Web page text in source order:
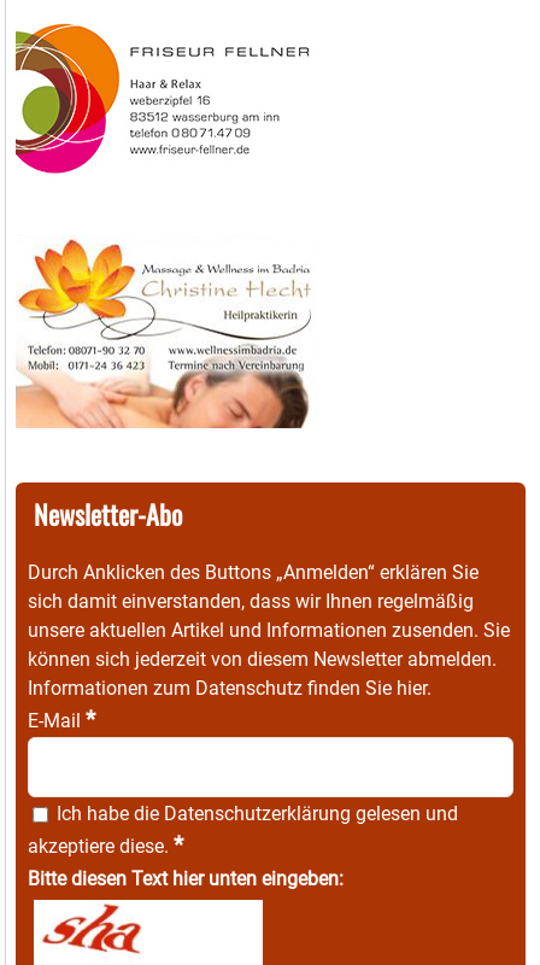
Newsletter-Abo
Durch Anklicken des Buttons „Anmelden“ erklären Sie
sich damit einverstanden, dass wir Ihnen regelmäßig
unsere aktuellen Artikel und Informationen zusenden. Sie
können sich jederzeit von diesem Newsletter abmelden.
Informationen zum Datenschutz finden Sie hier.
E-Mail *
Ich habe die Datenschutzerklärung gelesen und
akzeptiere diese. *
Bitte diesen Text hier unten eingeben: